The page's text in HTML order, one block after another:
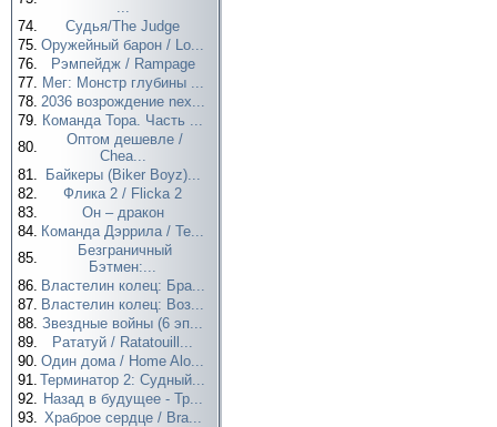
...
74.
Судья/The Judge
75. Оружейный барон / Lo...
76.
Рэмпейдж / Rampage
77. Мег: Монстр глубины ...
78. 2036 возрождение nex...
79. Команда Тора. Часть ...
80.
Оптом дешевле /
Chea...
81.
Байкеры (Biker Boyz)...
82.
Флика 2 / Flicka 2
83.
Он – дракон
84. Команда Дэррила / Te...
85.
Безграничный
Бэтмен:...
86. Властелин колец: Бра...
87. Властелин колец: Воз...
88. Звездные войны (6 эп...
89.
Рататуй / Ratatouill...
90. Один дома / Home Alo...
91. Терминатор 2: Судный...
92. Назад в будущее - Тр...
93. Храброе сердце / Bra...